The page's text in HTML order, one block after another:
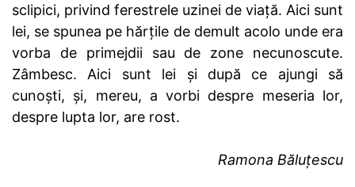
sclipici, privind ferestrele uzinei de viață. Aici sunt
lei, se spunea pe hărțile de demult acolo unde era
vorba de primejdii sau de zone necunoscute.
Zâmbesc. Aici sunt lei și după ce ajungi să
cunoști, și, mereu, a vorbi despre meseria lor,
despre lupta lor, are rost.
Ramona Băluțescu